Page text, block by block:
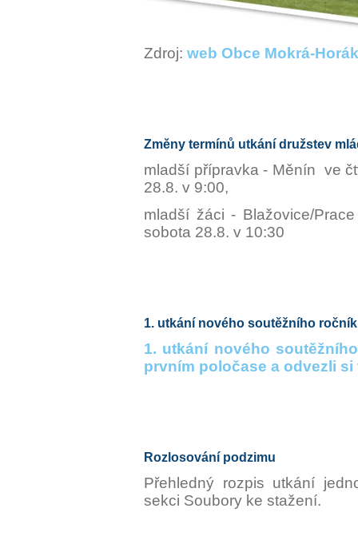
Zdroj: web Obce Mokrá-
Změny termínů utkání družstev
mladší přípravka - Měnín ve
28.8. v 9:00,
mladší žáci - Blažovice/
sobota 28.8. v 10:30
1. utkání nového soutěžního
1. utkání nového
prvním poločase a odvezli si
Rozlosování podzimu
Přehledný rozpis utkání
sekci Soubory ke stažení.